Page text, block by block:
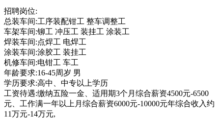
招聘岗位:
总装车间:工序装配钳工 整车调整工
车架车间:铆工 冲压工 装挂工 涂装工
焊装车间:点焊工 电焊工
涂装车间:涂胶工 装挂工
机修车间:电钳工 车工
年龄要求:16-45周岁 男
学历要求:高中、中专以上学历
工资待遇:缴纳五险一金、适用期3个月综合薪资4500元-6500
元、工作满一年以上月综合薪资6000元-10000元年综合收入约
11万元-14万元,